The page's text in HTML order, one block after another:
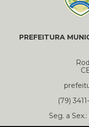
PREFEITURA
(79)
Seg. a